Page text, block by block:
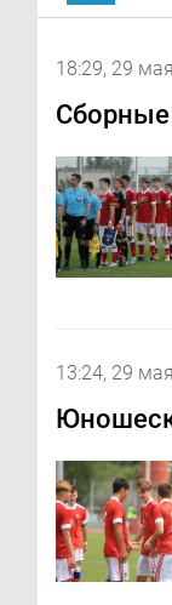
18:29, 29
13:24, 29